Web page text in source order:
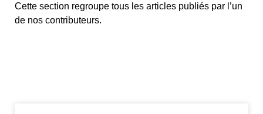
Cette section regroupe tous les articles publiés par l’un
de nos contributeurs.